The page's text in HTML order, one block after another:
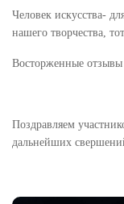
Человек искусства-
нашего творчества,
Восторженные
Поздравляем
дальнейших